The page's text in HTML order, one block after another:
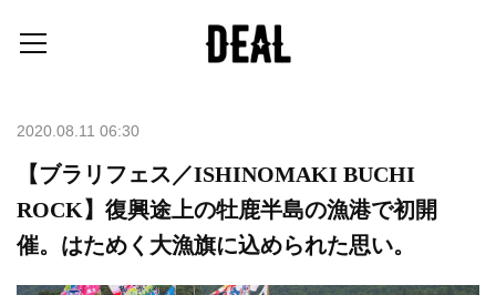
2020.08.11 06:30
【ブラリフェス／ISHINOMAKI BUCHI
ROCK】復興途上の牡鹿半島の漁港で初開
催。はためく大漁旗に込められた思い。